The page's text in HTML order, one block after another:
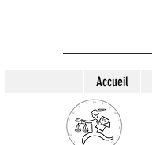
Accueil